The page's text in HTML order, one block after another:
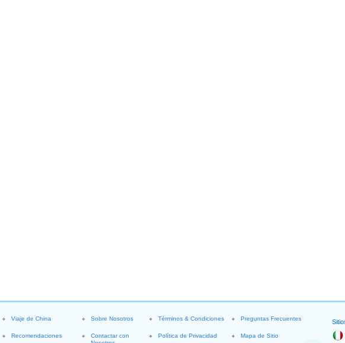
Viaje de China
Recomendaciones
Sobre Nosotros
Contactar con
Términos & Condiciones
Política de Privacidad
Preguntas Frecuentes
Mapa de Sitio